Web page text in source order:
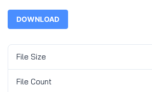
DOWNLOAD
File Size
File Count